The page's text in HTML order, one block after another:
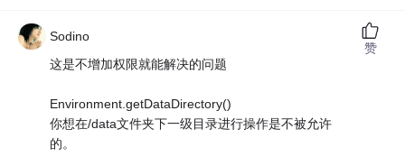
Sodino
这是不增加权限就能解决的问题
Environment.getDataDirectory()
你想在/data文件夹下一级目录进行操作是不被允许
的。
赞